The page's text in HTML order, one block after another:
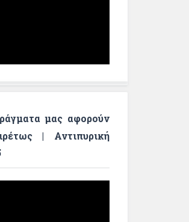
μας αφορούν
| Αντιπυρική